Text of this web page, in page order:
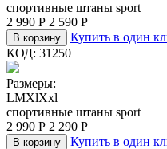
спортивные штаны sport
2 990 Р 2 590 Р
В корзину
Купить в один
КОД: 31250
Размеры:
LMXlXxl
спортивные штаны sport
2 990 Р 2 290 Р
В корзину
Купить в один